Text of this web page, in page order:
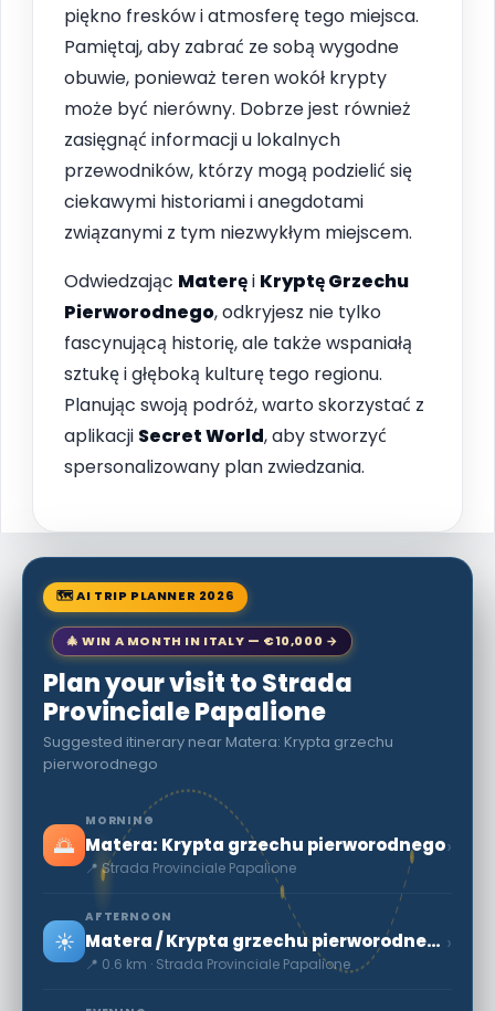
piękno fresków i atmosferę tego miejsca.
Pamiętaj, aby zabrać ze sobą wygodne
obuwie, ponieważ teren wokół krypty
może być nierówny. Dobrze jest również
zasięgnąć informacji u lokalnych
przewodników, którzy mogą podzielić się
ciekawymi historiami i anegdotami
związanymi z tym niezwykłym miejscem.
Odwiedzając Materęi Kryptę Grzechu
Pierworodnego, odkryjesz nie tylko
fascynującą historię, ale także wspaniałą
sztukę i głęboką kulturę tego regionu.
Planując swoją podróż, warto skorzystać z
aplikacji Secret World, aby stworzyć
spersonalizowany plan zwiedzania.
🗺 AI TRIP PLANNER 2026
🎄 WIN A MONTH IN ITALY — €10,000 →
Plan your visit to Strada
Provinciale Papalione
Suggested itinerary near Matera: Krypta grzechu
pierworodnego
🌅
MORNING
Matera: Krypta grzechu pierworodnego
📍 Strada Provinciale Papalione
›
☀️
AFTERNOON
Matera / Krypta grzechu pierworodnego
📍 0.6 km · Strada Provinciale Papalione
›